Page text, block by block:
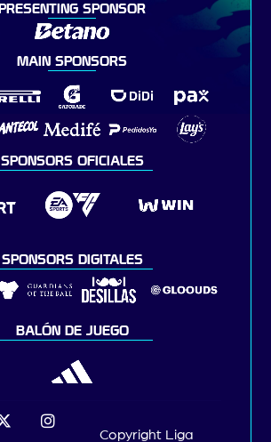
PRESENTING SPONSOR
MAIN SPONSORS
SPONSORS OFICIALES
SPONSORS DIGITALES
BALÓN DE JUEGO
Copyright Liga